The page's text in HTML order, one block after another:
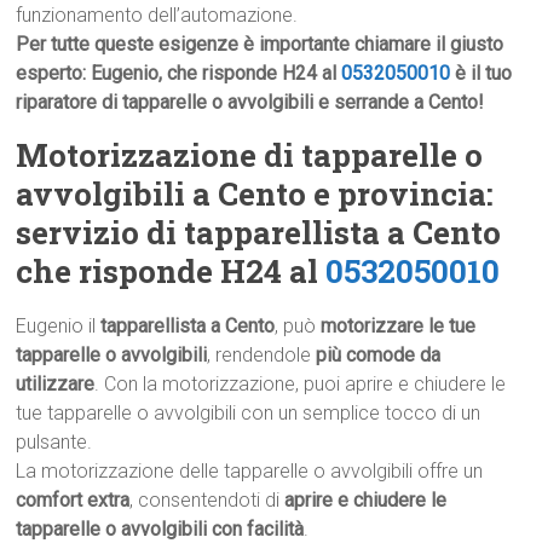
funzionamento dell’automazione.
Per tutte queste esigenze è importante chiamare il giusto
esperto: Eugenio, che risponde H24 al0532050010 è il tuo
riparatore di tapparelle o avvolgibili e serrande a Cento!
Motorizzazione di tapparelle o
avvolgibili a Cento e provincia:
servizio di tapparellista a Cento
che risponde H24 al 0532050010
Eugenio iltapparellista a Cento, puòmotorizzare le tue
tapparelle o avvolgibili, rendendolepiù comode da
utilizzare. Con la motorizzazione, puoi aprire e chiudere le
tue tapparelle o avvolgibili con un semplice tocco di un
pulsante.
La motorizzazione delle tapparelle o avvolgibili offre un
comfort extra, consentendoti diaprire e chiudere le
tapparelle o avvolgibili con facilità.